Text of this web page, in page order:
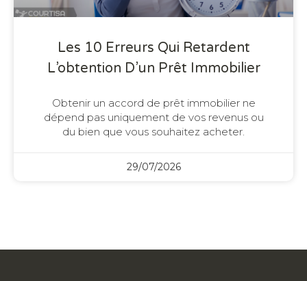
Les 10 Erreurs Qui Retardent
L’obtention D’un Prêt Immobilier
Obtenir un accord de prêt immobilier ne
dépend pas uniquement de vos revenus ou
du bien que vous souhaitez acheter.
29/07/2026